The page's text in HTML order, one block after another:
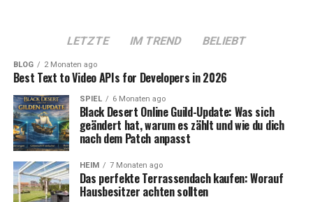
Die Hochzeit von Roland und Silvia Kaiser
Kinder und Familie: Ein glückliches
Familienleben
Roland Kaiser und seine Frau Silvia: Eine
Partnerschaft der besonderen Art
Fazit: Roland Kaiser und Silvia Kaiser – Ein
Leben voller Liebe und Respekt
LETZTE IM TREND BELIEBT
BLOG 2 Monaten ago
Best Text to Video APIs for Developers in 2026
SPIEL 6 Monaten ago
Black Desert Online Guild-Update: Was sich
geändert hat, warum es zählt und wie du dich
nach dem Patch anpasst
HEIM 7 Monaten ago
Das perfekte Terrassendach kaufen: Worauf
Hausbesitzer achten sollten